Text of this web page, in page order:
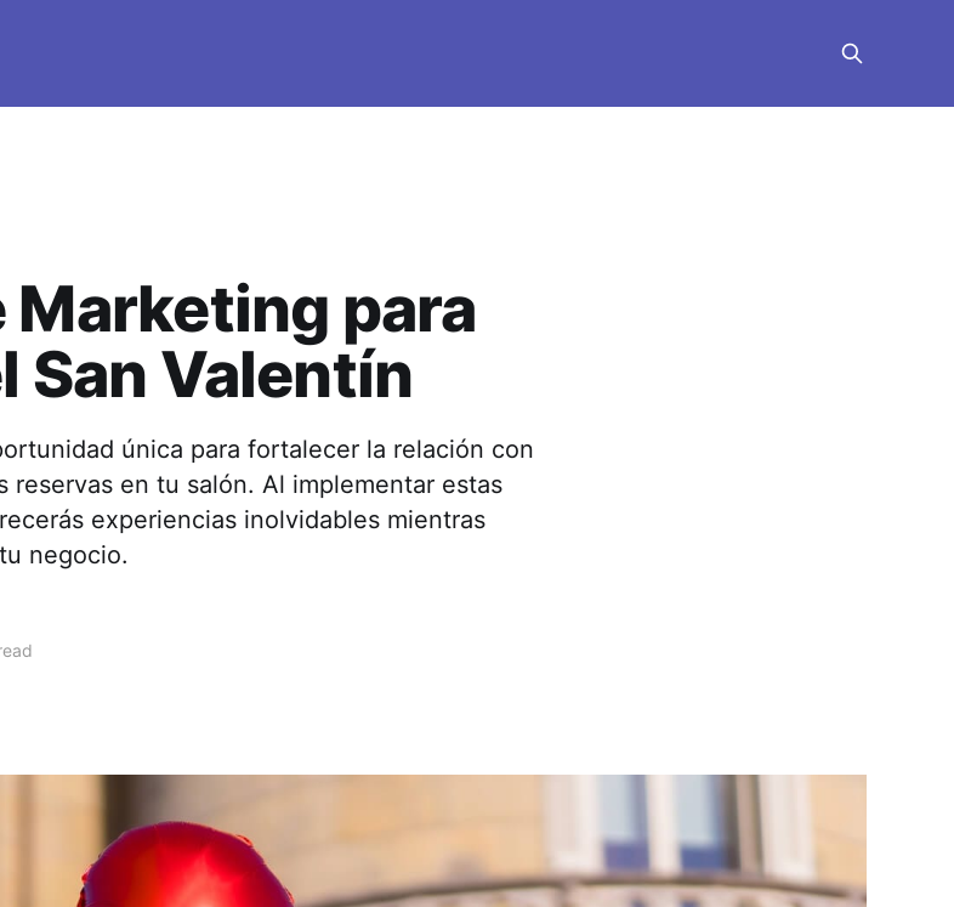
Marketing para
San Valentín
única para fortalecer la relación con
reservas en tu salón. Al implementar estas
experiencias inolvidables mientras
negocio.